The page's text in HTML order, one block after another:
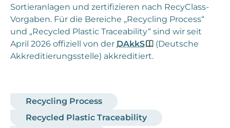
Sortieranlagen und zertifizieren nach RecyClass-
Vorgaben. Für die Bereiche „Recycling Process“
und „Recycled Plastic Traceability“ sind wir seit
April 2026 offiziell von der DAkkS
(Deutsche
Akkreditierungsstelle) akkreditiert.
Recycling Process
Recycled Plastic Traceability